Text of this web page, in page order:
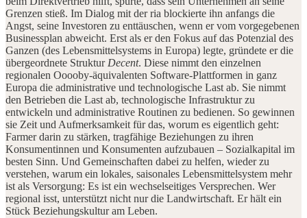
Grenzen stieß. Im Dialog mit der ria blockierte ihn anfangs die
Angst, seine Investoren zu enttäuschen, wenn er vom vorgegebenen
Businessplan abweicht. Erst als er den Fokus auf das Potenzial des
Ganzen (des Lebensmittelsystems in Europa) legte, gründete er die
übergeordnete Struktur Decent. Diese nimmt den einzelnen
regionalen Ooooby-äquivalenten Software-Plattformen in ganz
Europa die administrative und technologische Last ab. Sie nimmt
den Betrieben die Last ab, technologische Infrastruktur zu
entwickeln und administrative Routinen zu bedienen. So gewinnen
sie Zeit und Aufmerksamkeit für das, worum es eigentlich geht:
Farmer darin zu stärken, tragfähige Beziehungen zu ihren
Konsumentinnen und Konsumenten aufzubauen – Sozialkapital im
besten Sinn. Und Gemeinschaften dabei zu helfen, wieder zu
verstehen, warum ein lokales, saisonales Lebensmittelsystem mehr
ist als Versorgung: Es ist ein wechselseitiges Versprechen. Wer
regional isst, unterstützt nicht nur die Landwirtschaft. Er hält ein
Stück Beziehungskultur am Leben.